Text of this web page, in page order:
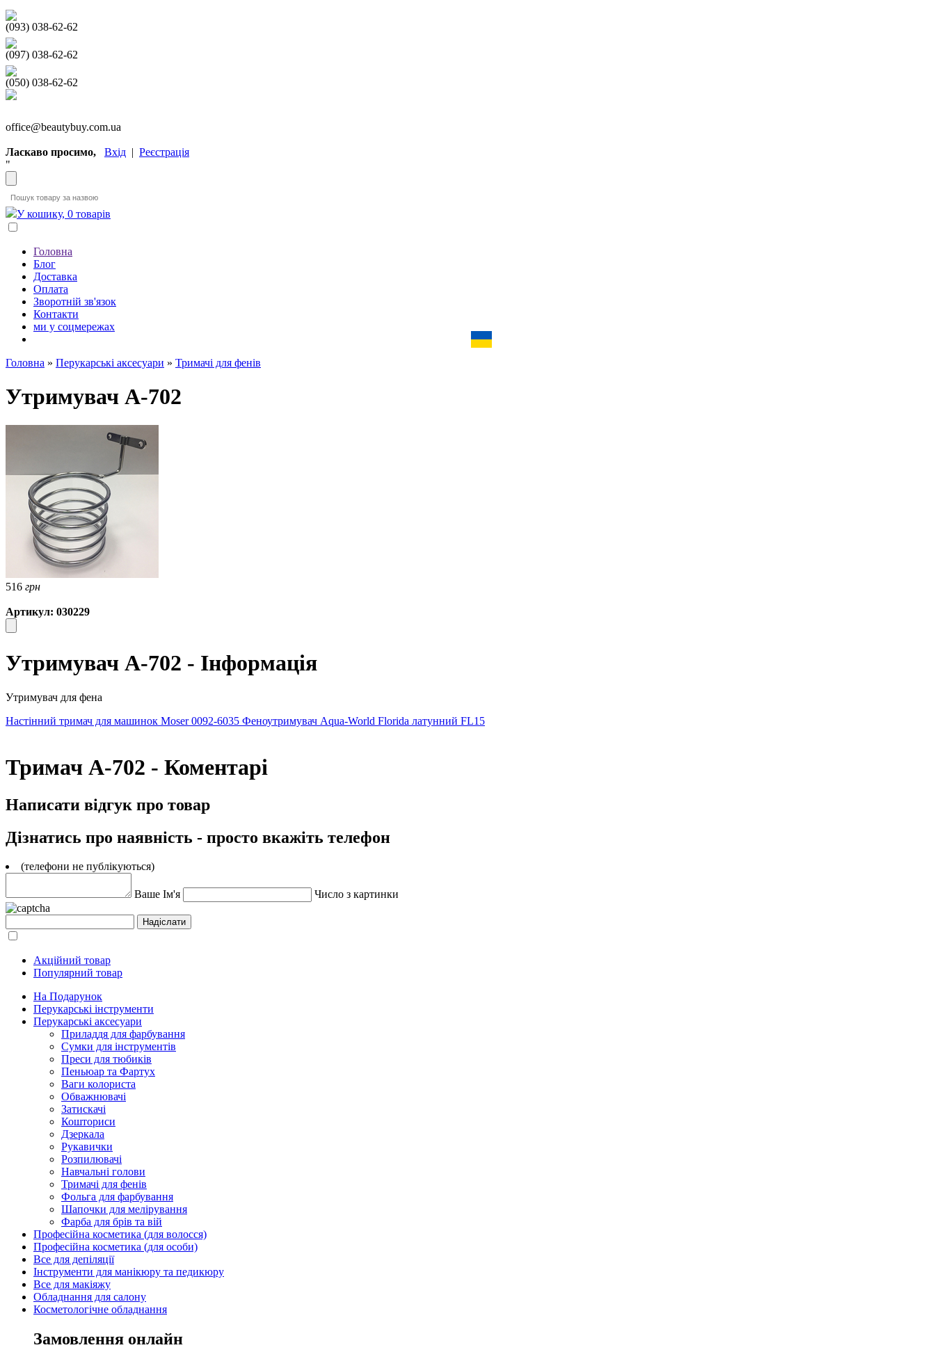
(093) 038-62-62
(097) 038-62-62
(050) 038-62-62
office@beautybuy.com.ua
Ласкаво просимо, Вхід | Реєстрація
"
У кошику, 0 товарів
Головна
Блог
Доставка
Оплата
Зворотній зв'язок
Контакти
ми у соцмережах
Головна » Перукарські аксесуари » Тримачі для фенів
Утримувач А-702
516 грн
Артикул: 030229
Утримувач А-702 - Інформація
Утримувач для фена
Настінний тримач для машинок Moser 0092-6035 Феноутримувач Aqua-World Florida латунний FL15
Тримач А-702 - Коментарі
Написати відгук про товар
Дізнатись про наявність - просто вкажіть телефон
(телефони не публікуються)
Ваше Ім'я Число з картинки
Акційний товар
Популярний товар
На Подарунок
Перукарські інструменти
Перукарські аксесуари
Приладдя для фарбування
Сумки для інструментів
Преси для тюбиків
Пеньюар та Фартух
Ваги колориста
Обважнювачі
Затискачі
Кошториси
Дзеркала
Рукавички
Розпилювачі
Навчальні голови
Тримачі для фенів
Фольга для фарбування
Шапочки для мелірування
Фарба для брів та вій
Професійна косметика (для волосся)
Професійна косметика (для особи)
Все для депіляції
Інструменти для манікюру та педикюру
Все для макіяжу
Обладнання для салону
Косметологічне обладнання
Замовлення онлайн